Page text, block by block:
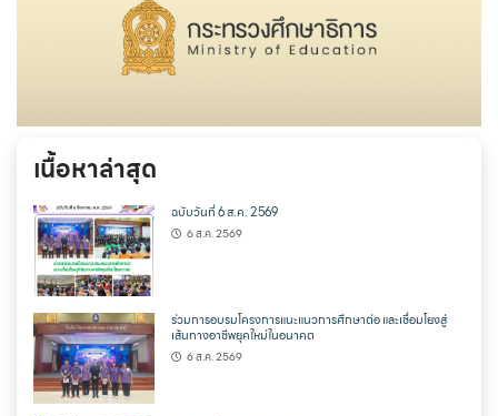
เนื้อหาล่าสุด
ฉบับวันที่ 6 ส.ค. 2569
6 ส.ค. 2569
ร่วมการอบรมโครงการแนะแนวการศึกษาต่อ และเชื่อมโยงสู่
เส้นทางอาชีพยุคใหม่ในอนาคต
6 ส.ค. 2569